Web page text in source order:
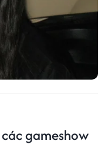
gameshow